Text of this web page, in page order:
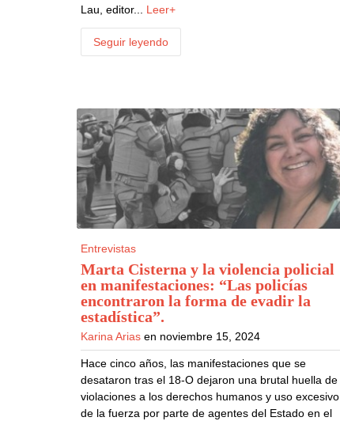
Lau, editor... Leer+
Seguir leyendo
Entrevistas
Marta Cisterna y la violencia policial
en manifestaciones: “Las policías
encontraron la forma de evadir la
estadística”.
Karina Arias en noviembre 15, 2024
Hace cinco años, las manifestaciones que se
desataron tras el 18-O dejaron una brutal huella de
violaciones a los derechos humanos y uso excesivo
de la fuerza por parte de agentes del Estado en el